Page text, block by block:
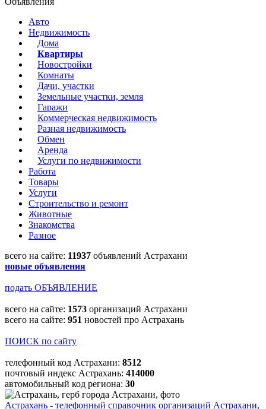
Авто
Недвижимость
Дома
Квартиры
Новостройки
Комнаты
Дачи, участки
Земельные участки, земля
Гаражи
Коммерческая недвижимость
Разная недвижимость
Обмен
Аренда
Услуги по недвижимости
Работа
Товары
Услуги
Строительство и ремонт
Животные
Знакомства
Разное
всего на сайте: 11937 объявлений Астрахани
новые объявления
подать ОБЪЯВЛЕНИЕ
всего на сайте: 1573 организаций Астрахани
всего на сайте: 951 новостей про Астрахань
ПОИСК по сайту
телефонный код Астрахани: 8512
почтовый индекс Астрахань: 414000
автомобильный код региона: 30
Астрахань - телефонный справочник организаций Астрахани,